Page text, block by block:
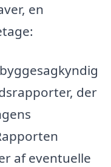
en
der
af eventuelle